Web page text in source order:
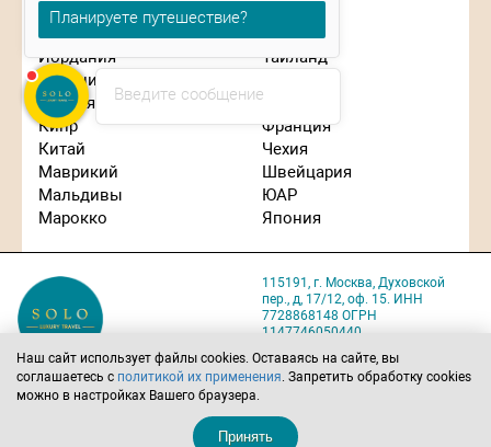
Израиль
Индонезия
Иордания
Испания
Италия
Кипр
Китай
Маврикий
Мальдивы
Марокко
США
Таиланд
Турция
Франция
Чехия
Швейцария
ЮАР
Япония
115191, г. Москва, Духовской
пер., д, 17/12, оф. 15. ИНН
7728868148 ОГРН
1147746050440
Карта проезда
Политика обработки
Напишите нам
solo@solo-tours.ru
Наш сайт использует файлы cookies. Оставаясь на сайте, вы
соглашаетесь с политикой их применения. Запретить обработку cookies
можно в настройках Вашего браузера.
Принять
Введите сообщение
Планируете путешествие?